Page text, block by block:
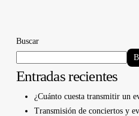
Buscar
Entradas recientes
¿Cuánto cuesta transmitir un
Transmisión de conciertos y